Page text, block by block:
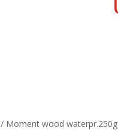
/ Moment wood waterpr.250g